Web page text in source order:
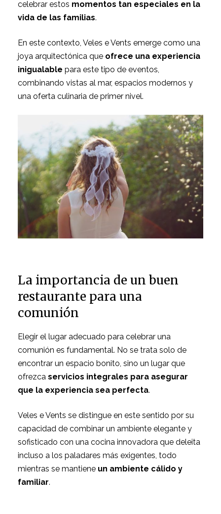
celebrar estos momentos tan especiales en la
vida de las familias.
En este contexto, Veles e Vents emerge como una
joya arquitectónica que ofrece una experiencia
inigualable para este tipo de eventos,
combinando vistas al mar, espacios modernos y
una oferta culinaria de primer nivel.
La importancia de un buen
restaurante para una
comunión
Elegir el lugar adecuado para celebrar una
comunión es fundamental. No se trata solo de
encontrar un espacio bonito, sino un lugar que
ofrezca servicios integrales para asegurar
que la experiencia sea perfecta.
Veles e Vents se distingue en este sentido por su
capacidad de combinar un ambiente elegante y
sofisticado con una cocina innovadora que deleita
incluso a los paladares más exigentes, todo
mientras se mantiene un ambiente cálido y
familiar.